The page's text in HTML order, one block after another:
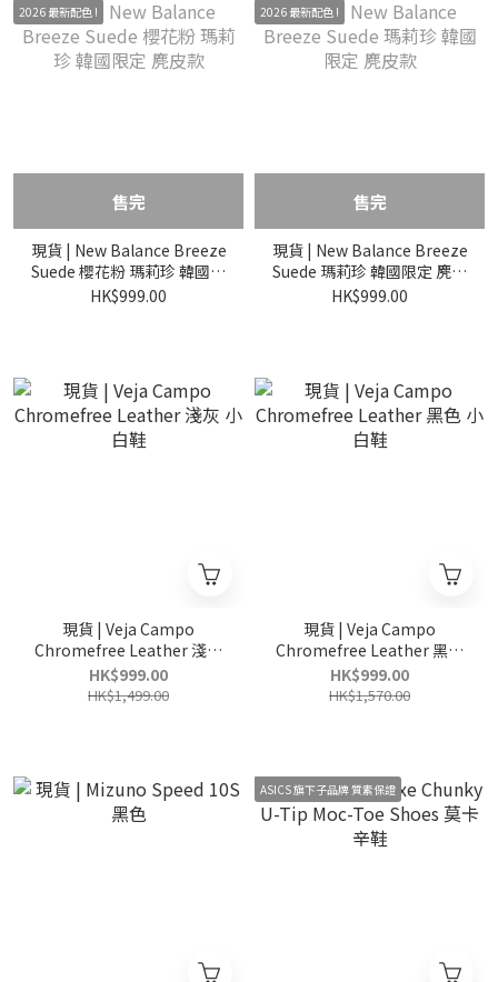
2026 最新配色 !
售完
現貨 | New Balance Breeze
Suede 櫻花粉 瑪莉珍 韓國限
定 麂皮款
HK$999.00
2026 最新配色 !
售完
現貨 | New Balance Breeze
Suede 瑪莉珍 韓國限定 麂皮
款
HK$999.00
現貨 | Veja Campo
Chromefree Leather 淺灰
小白鞋
HK$999.00
HK$1,499.00
現貨 | Veja Campo
Chromefree Leather 黑色
小白鞋
HK$999.00
HK$1,570.00
ASICS 旗下子品牌 質素保證